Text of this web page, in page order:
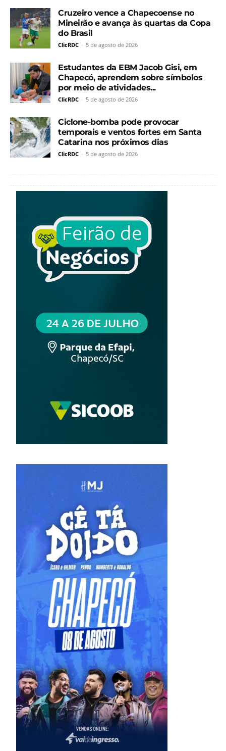
Cruzeiro vence a Chapecoense no
Mineirão e avança às quartas da Copa
do Brasil
ClicRDC - 5 de agosto de 2026
Estudantes da EBM Jacob Gisi, em
Chapecó, aprendem sobre símbolos
por meio de atividades...
ClicRDC - 5 de agosto de 2026
Ciclone-bomba pode provocar
temporais e ventos fortes em Santa
Catarina nos próximos dias
ClicRDC - 5 de agosto de 2026